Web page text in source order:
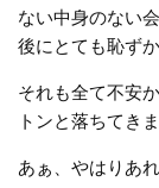
ない中身のない
後にとても恥ず
それも全て不安
トンと落ちてきま
あぁ、やはりあ